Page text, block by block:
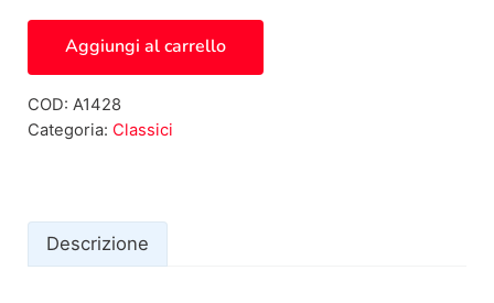
Aggiungi al carrello
COD: A1428
Categoria: Classici
Descrizione